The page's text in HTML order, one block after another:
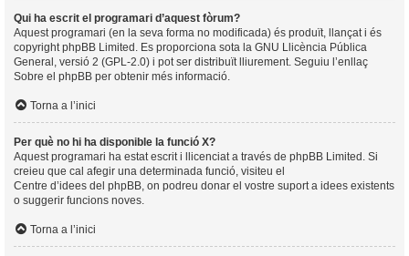
Qui ha escrit el programari d’aquest fòrum?
Aquest programari (en la seva forma no modificada) és produït, llançat i és
copyright phpBB Limited . Es proporciona sota la GNU Llicència Pública
General, versió 2 (GPL-2.0) i pot ser distribuït lliurement. Seguiu l’enllaç
Sobre el phpBB per obtenir més informació.
Torna a l’inici
Per què no hi ha disponible la funció X?
Aquest programari ha estat escrit i llicenciat a través de phpBB Limited. Si
creieu que cal afegir una determinada funció, visiteu el
Centre d’idees del phpBB , on podreu donar el vostre suport a idees existents
o suggerir funcions noves.
Torna a l’inici